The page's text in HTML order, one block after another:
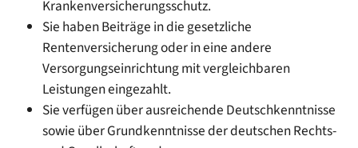
Krankenversicherungsschutz.
Sie haben Beiträge in die gesetzliche
Rentenversicherung oder in eine andere
Versorgungseinrichtung mit vergleichbaren
Leistungen eingezahlt.
Sie verfügen über ausreichende Deutschkenntnisse
sowie über Grundkenntnisse der deutschen Rechts-